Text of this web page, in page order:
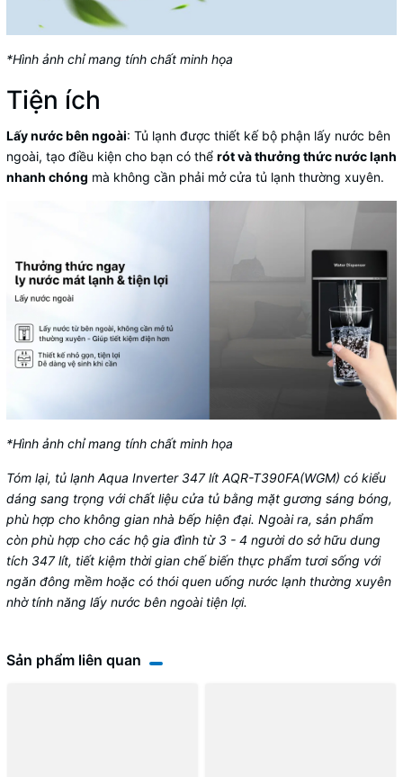
*Hình ảnh chỉ mang tính chất minh họa
Tiện ích
Lấy nước bên ngoài: Tủ lạnh được thiết kế bộ phận lấy nước bên
ngoài, tạo điều kiện cho bạn có thể rót và thưởng thức nước lạnh
nhanh chóng mà không cần phải mở cửa tủ lạnh thường xuyên.
*Hình ảnh chỉ mang tính chất minh họa
Tóm lại, tủ lạnh Aqua Inverter 347 lít AQR-T390FA(WGM) có kiểu
dáng sang trọng với chất liệu cửa tủ bằng mặt gương sáng bóng,
phù hợp cho không gian nhà bếp hiện đại. Ngoài ra, sản phẩm
còn phù hợp cho các hộ gia đình từ 3 - 4 người do sở hữu dung
tích 347 lít, tiết kiệm thời gian chế biến thực phẩm tươi sống với
ngăn đông mềm hoặc có thói quen uống nước lạnh thường xuyên
nhờ tính năng lấy nước bên ngoài tiện lợi.
Sản phẩm liên quan